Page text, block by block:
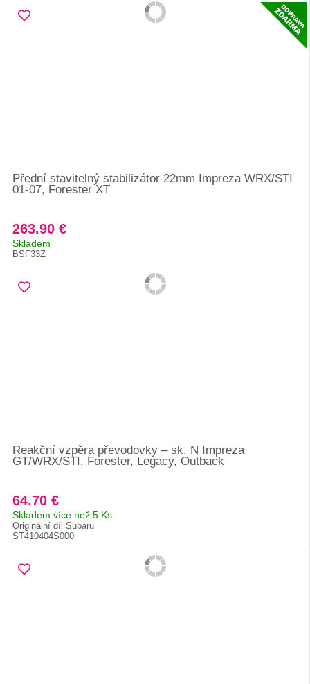
Přední stavitelný stabilizátor 22mm Impreza WRX/STI
01-07, Forester XT
263.90 €
Skladem
BSF33Z
Reakční vzpěra převodovky – sk. N Impreza
GT/WRX/STI, Forester, Legacy, Outback
64.70 €
Skladem více než 5 Ks
Originální díl Subaru
ST410404S000